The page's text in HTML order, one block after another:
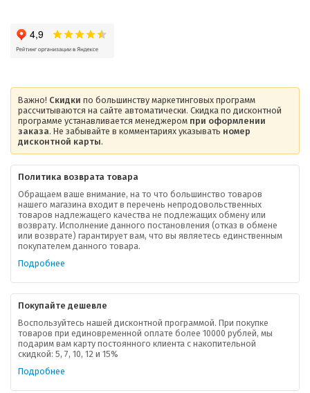
Важно! Скидки по большинству маркетинговых программ
рассчитываются на сайте автоматически. Скидка по дисконтной
программе устанавливается менеджером при оформлении
заказа. Не забывайте в комментариях указывать номер
дисконтной карты.
Политика возврата товара
Обращаем ваше внимание, на то что большинство товаров
нашего магазина входит в перечень непродовольственных
товаров надлежащего качества не подлежащих обмену или
возврату. Исполнение данного постановления (отказ в обмене
или возврате) гарантирует вам, что вы являетесь единственным
покупателем данного товара.
Подробнее
Покупайте дешевле
Воспользуйтесь нашей дисконтной программой. При покупке
товаров при единовременной оплате более 10000 рублей, мы
подарим вам карту постоянного клиента с накопительной
скидкой: 5, 7, 10, 12 и 15%
Подробнее
О компании
Ваша скидка
Контактная информация
В помощь покупателю
Форма обратной связи